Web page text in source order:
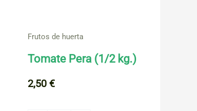
Frutos de huerta
Tomate Pera (1/2 kg.)
2,50 €